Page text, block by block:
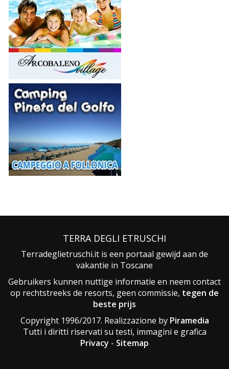
TERRA DEGLI ETRUSCHI
Terradeglietruschi.it is een portaal gewijd aan de
vakantie in Toscane
Gebruikers kunnen nuttige informatie en neem contact
op rechtstreeks de resorts, geen commissie, tegen de
beste prijs
Copyright 1996/2017. Realizzazione by Piramedia
Tutti i diritti riservati su testi, immagini e grafica
Privacy - Sitemap